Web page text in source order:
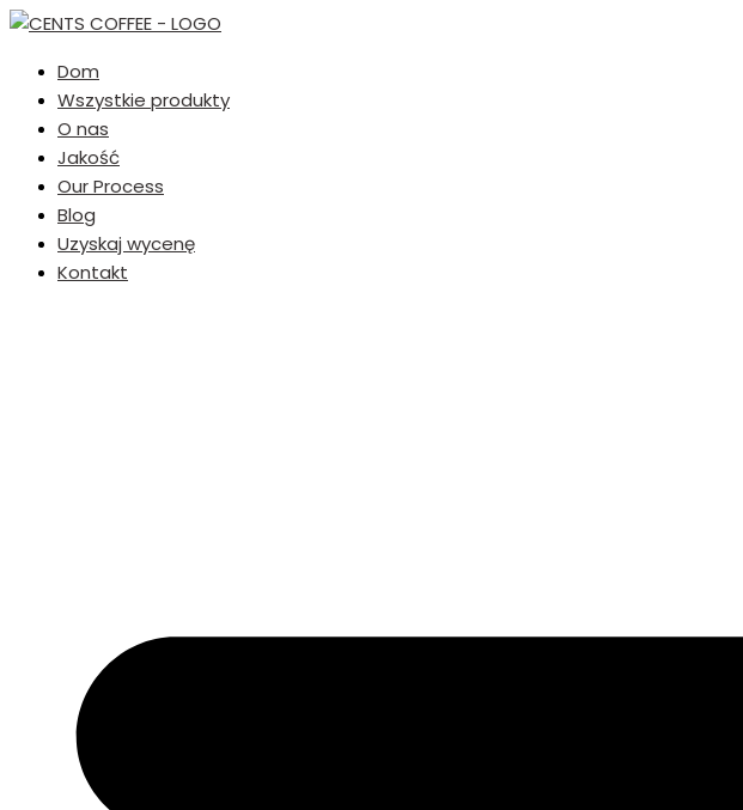
Dom
Wszystkie produkty
O nas
Jakość
Our Process
Blog
Uzyskaj wycenę
Kontakt